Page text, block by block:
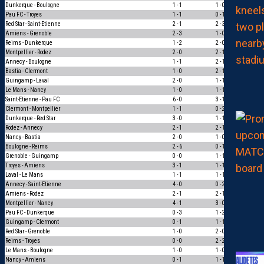
Dunkerque - Boulogne 1 - 1 1 - 0
Pau FC - Troyes
1 - 1 0 - 1
0
Red Star - Saint-Etienne
2 - 1 2 - 3
0
Amiens - Grenoble
2 - 3 1 - 0
Reims - Dunkerque
1 - 2 2 - 0
0
Montpellier - Rodez
2 - 0 2 - 1
Annecy - Boulogne
1 - 1 2 - 1
0
Bastia - Clermont
1 - 0 2 - 1
Guingamp - Laval
2 - 0 1 - 1
Le Mans - Nancy
1 - 0 1 - 1
Saint-Etienne - Pau FC
6 - 0 3 - 1
Clermont - Montpellier
1 - 1 0 - 2
Dunkerque - Red Star
3 - 0 1 - 1
0
Rodez - Annecy
2 - 1 2 - 1
Nancy - Bastia
2 - 0 1 - 0
1
Boulogne - Reims
2 - 6 0 - 1
Grenoble - Guingamp
0 - 0 1 - 1
1
Troyes - Amiens
3 - 1 1 - 1
0
Laval - Le Mans
1 - 1 1 - 1
Annecy - Saint-Etienne
4 - 0 0 - 2
Amiens - Rodez
2 - 1 2 - 1
Montpellier - Nancy
4 - 1 3 - 0
Pau FC - Dunkerque
0 - 3 1 - 2
Guingamp - Clermont
0 - 1 1 - 1
Red Star - Grenoble
1 - 0 2 - 0
Reims - Troyes
0 - 0 2 - 2
Le Mans - Boulogne
1 - 0 1 - 0
Nancy - Amiens
0 - 1 1 - 1
0